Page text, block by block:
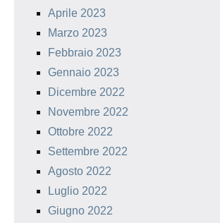
Aprile 2023
Marzo 2023
Febbraio 2023
Gennaio 2023
Dicembre 2022
Novembre 2022
Ottobre 2022
Settembre 2022
Agosto 2022
Luglio 2022
Giugno 2022